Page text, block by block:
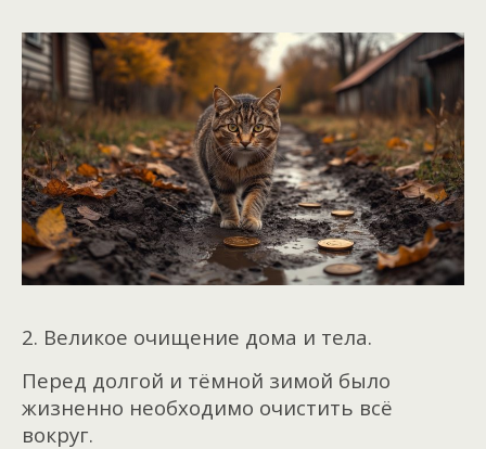
2. Великое очищение дома и тела.
Перед долгой и тёмной зимой было
жизненно необходимо очистить всё
вокруг.